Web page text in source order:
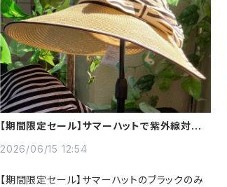
【期間限定セール】サマーハットで紫外線対策-
2026/06/15 12:54
【期間限定セール】サマーハットのブラックのみ